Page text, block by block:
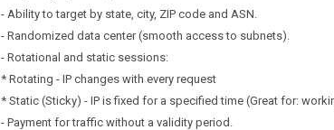
- Ability to target by state, city, ZIP code and ASN.
- Randomized data center (smooth access to subnets).
- Rotational and static sessions:
* Rotating - IP changes with every request
* Static (Sticky) - IP is fixed for a specified time (Great for:
- Payment for traffic without a validity period.